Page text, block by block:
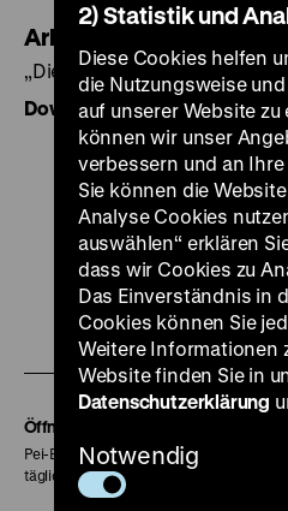
Arbeitsbogen 2
„Die Geschichte von Sheindi
Download als PDF, 143 KB
Zu
unserer
Instagram
Seite
Zu
unserer
Seite
Öffnungszeiten
Pei-Bau:
täglich 10-18 Uhr
2) Statistik und
Diese Cookies helfen
die Nutzungsweise
auf unserer Website
können wir unser
verbessern und an
Sie können die
Analyse Cookies
auswählen“ erklären
dass wir Cookies zu
Das Einverständnis in
Cookies können Sie
Weitere Informationen
Website finden Sie in
Datenschutzerklärung
Notwendig